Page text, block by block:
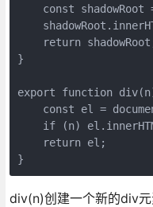
const shadowRoot
return
}
export function
const el =
if (n)
return el;
}
div(n)创建一个新的div